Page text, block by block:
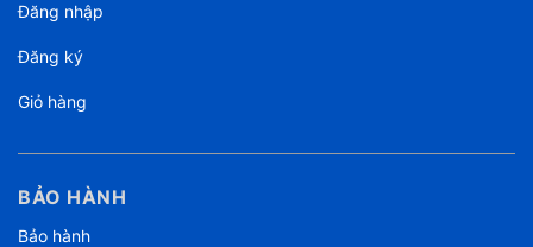
Đăng nhập
Đăng ký
Giỏ hàng
BẢO HÀNH
Bảo hành